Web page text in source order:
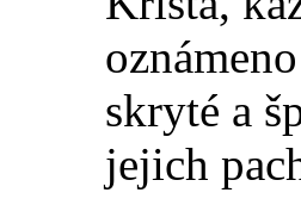
skryté a
jejich